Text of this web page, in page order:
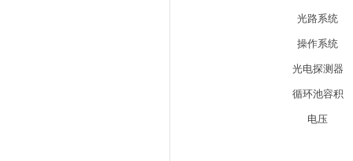
光路系统
操作系统
光电探测器
循环池容积
电压